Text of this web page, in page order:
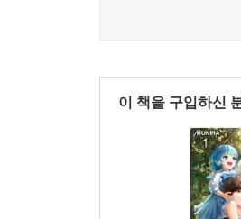
이 책을 구입하신